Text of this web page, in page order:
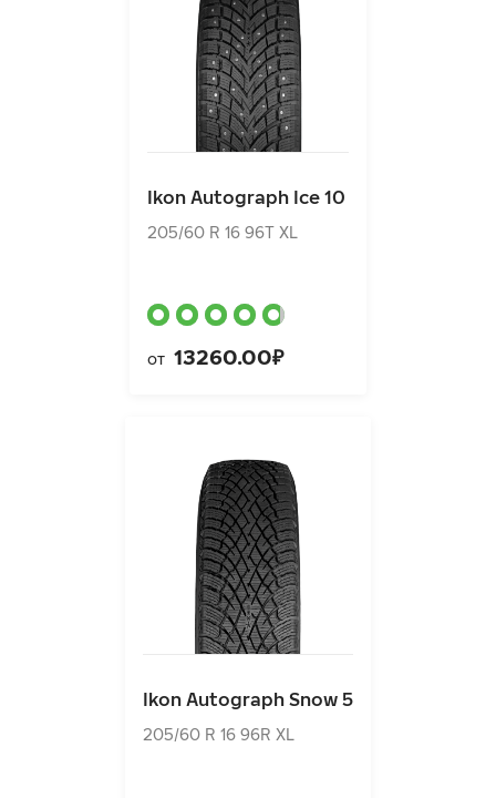
Ikon Autograph Ice 10
205/60 R 16 96T XL
от 13260.00₽
Ikon Autograph Snow 5
205/60 R 16 96R XL
Ikon Autograph Ice 10
205/60 R 16 96T XL
от13260.00₽
Ikon Autograph Snow 5
205/60 R 16 96R XL
от11300.00₽